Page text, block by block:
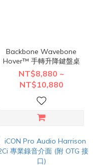
Backbone Wavebone
Hover™ 手轉升降鍵盤桌
NT$8,880 ~
NT$10,880